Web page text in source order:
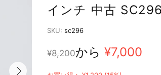
インチ 中古 SC296
SKU: sc296
¥8,200から ¥7,000